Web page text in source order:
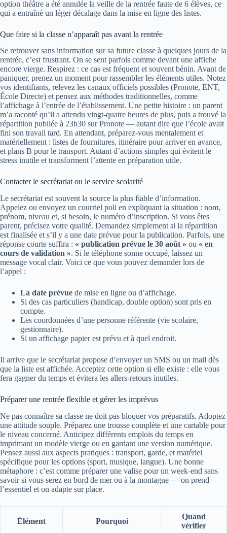
option théâtre a été annulée la veille de la rentrée faute de 6 élèves, ce
qui a entraîné un léger décalage dans la mise en ligne des listes.
Que faire si la classe n’apparaît pas avant la rentrée
Se retrouver sans information sur sa future classe à quelques jours de la
rentrée, c’est frustrant. On se sent parfois comme devant une affiche
encore vierge. Respirez : ce cas est fréquent et souvent bénin. Avant de
paniquer, prenez un moment pour rassembler les éléments utiles. Notez
vos identifiants, relevez les canaux officiels possibles (Pronote, ENT,
École Directe) et pensez aux méthodes traditionnelles, comme
l’affichage à l’entrée de l’établissement. Une petite histoire : un parent
m’a raconté qu’il a attendu vingt-quatre heures de plus, puis a trouvé la
répartition publiée à 23h30 sur Pronote — autant dire que l’école avait
fini son travail tard. En attendant, préparez-vous mentalement et
matériellement : listes de fournitures, itinéraire pour arriver en avance,
et plans B pour le transport. Autant d’actions simples qui évitent le
stress inutile et transforment l’attente en préparation utile.
Contacter le secrétariat ou le service scolarité
Le secrétariat est souvent la source la plus fiable d’information.
Appelez ou envoyez un courriel poli en expliquant la situation : nom,
prénom, niveau et, si besoin, le numéro d’inscription. Si vous êtes
parent, précisez votre qualité. Demandez simplement si la répartition
est finalisée et s’il y a une date prévue pour la publication. Parfois, une
réponse courte suffira : « publication prévue le 30 août » ou « en
cours de validation ». Si le téléphone sonne occupé, laissez un
message vocal clair. Voici ce que vous pouvez demander lors de
l’appel :
La date prévue de mise en ligne ou d’affichage.
Si des cas particuliers (handicap, double option) sont pris en
compte.
Les coordonnées d’une personne référente (vie scolaire,
gestionnaire).
Si un affichage papier est prévu et à quel endroit.
Il arrive que le secrétariat propose d’envoyer un SMS ou un mail dès
que la liste est affichée. Acceptez cette option si elle existe : elle vous
fera gagner du temps et évitera les allers-retours inutiles.
Préparer une rentrée flexible et gérer les imprévus
Ne pas connaître sa classe ne doit pas bloquer vos préparatifs. Adoptez
une attitude souple. Préparez une trousse complète et une cartable pour
le niveau concerné. Anticipez différents emplois du temps en
imprimant un modèle vierge ou en gardant une version numérique.
Pensez aussi aux aspects pratiques : transport, garde, et matériel
spécifique pour les options (sport, musique, langue). Une bonne
métaphore : c’est comme préparer une valise pour un week-end sans
savoir si vous serez en bord de mer ou à la montagne — on prend
l’essentiel et on adapte sur place.
Élément Pourquoi
Quand
vérifier